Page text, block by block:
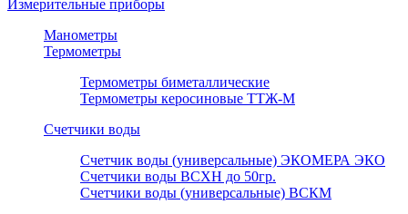
Измерительные приборы
Манометры
Термометры
Термометры биметаллические
Термометры керосиновые ТТЖ-М
Счетчики воды
Счетчик воды (универсальные) ЭКОМЕРА ЭКО
Счетчики воды ВСХН до 50гр.
Счетчики воды (универсальные) ВСКМ